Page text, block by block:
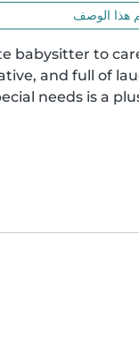
هذا الوصف
babysitter to
and full of
needs is a